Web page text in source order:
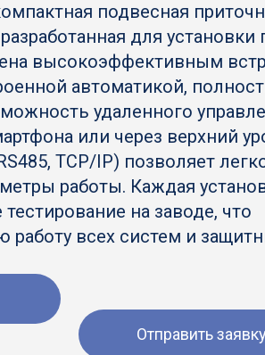
подвесная
для установки
высокоэффективным
автоматикой,
удаленного
или через верхний
TCP/IP) позволяет
работы. Каждая
на заводе, что
работу всех систем и
Отправить заявку